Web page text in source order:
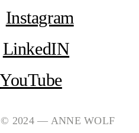
Instagram
LinkedIN
YouTube
© 2024 — ANNE WOLF